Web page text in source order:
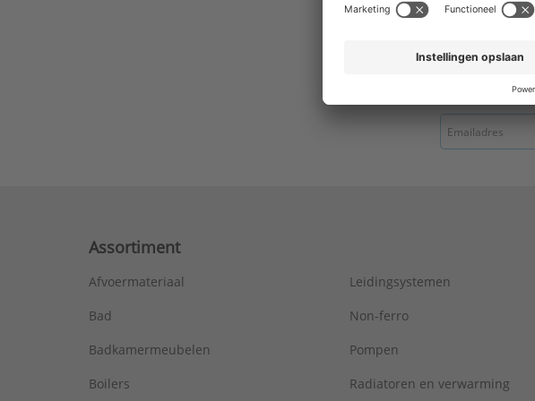
Ons laatste nieuws ontvangen
Assortiment
Afvoermateriaal
Bad
Badkamermeubelen
Boilers
Leidingsystemen
Non-ferro
Pompen
Radiatoren en verwarming